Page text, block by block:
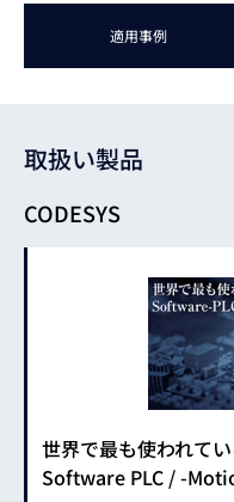
適用事例
取扱い製品
CODESYS
世界で最も使われて
Software PLC / -